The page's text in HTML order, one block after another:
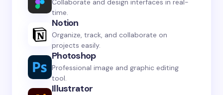
Collaborate and design interfaces in real-
time.
Notion
Organize, track, and collaborate on
projects easily.
Photoshop
Professional image and graphic editing
tool.
Illustrator